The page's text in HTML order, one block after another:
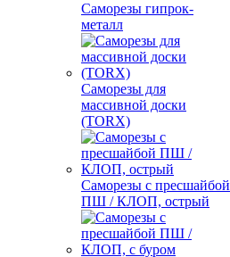
Саморезы гипрок-
металл
Саморезы для
массивной доски
(TORX)
Саморезы с пресшайбой
ПШ / КЛОП, острый